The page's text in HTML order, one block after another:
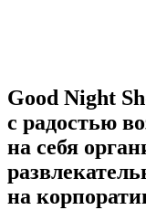
Good Night
с радостью
на себя
на